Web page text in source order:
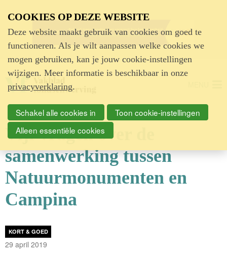
Advertentie
Vijf vragen over de
samenwerking tussen
Natuurmonumenten en
Campina
KORT & GOED
29 april 2019
COOKIES OP DEZE WEBSITE
Deze website maakt gebruik van cookies om goed te
functioneren. Als je wilt aanpassen welke cookies we
mogen gebruiken, kan je jouw cookie-instellingen
wijzigen. Meer informatie is beschikbaar in onze
privacyverklaring.
Schakel alle cookies in
Toon cookie-instellingen
Alleen essentiële cookies